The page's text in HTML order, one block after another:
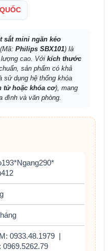
sắt mini ngăn kéo
Philips SBX101) là
cao. Với kích thước
sản phẩm có khả
dụng hệ thống khóa
tử hoặc khóa cơ), mang
đình và văn phòng.
0933.48.1979
0969.5262.79